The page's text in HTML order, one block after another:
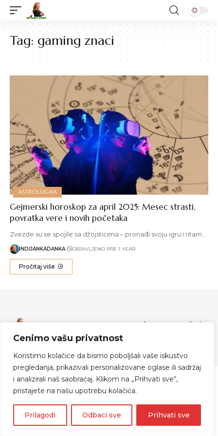
Cenimo vašu privatnost
Koristimo kolačiće da bismo poboljšali vaše iskustvo
pregledanja, prikazivali personalizovane oglase ili sadržaj
i analizirali naš saobraćaj. Klikom na „Prihvati sve“,
pristajete na našu upotrebu kolačića.
Prilagodi Odbaci sve Prihvati sve
Tag: gaming znaci
ASTROLOGIJA
Gejmerski horoskop za april 2025: Mesec strasti,
povratka vere i novih početaka
Zvezde su se spojile sa džojsticima – pronađi svoju igru i ritam…
INDIJANKADANKA OBJAVLJENO PRE 1 YEAR
Pročitaj više
© 2024 Indijanka Danka